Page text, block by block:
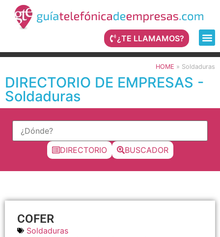
¿TE LLAMAMOS?
HOME » Soldaduras
DIRECTORIO DE EMPRESAS -
Soldaduras
DIRECTORIO BUSCADOR
COFER
Soldaduras